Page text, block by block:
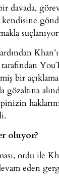
davada,
kendisine
bir
gözaltına
oluyor?
ordu ile
eden